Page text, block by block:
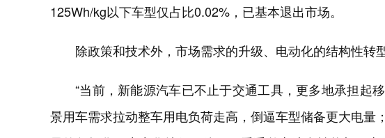
125Wh/kg以下车型仅占比0.02%，已基本退出市场。
除政策和技术外，市场需求的升级、电动化的结构性转
“当前，新能源汽车已不止于交通工具，更多地承担起
景用车需求拉动整车用电负荷走高，倒逼车型储备更大电量